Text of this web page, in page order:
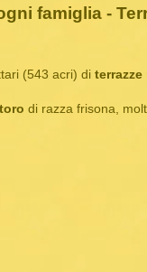
famiglia -
(543 acri) di
toro di razza frisona,